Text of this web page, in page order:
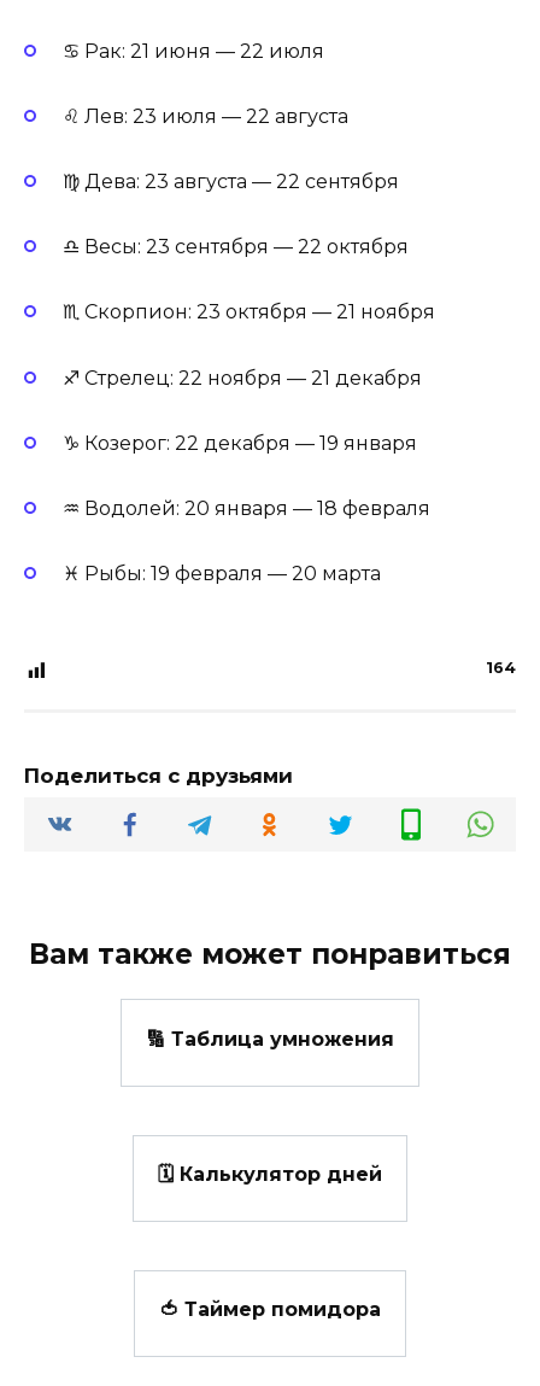
♋ Рак: 21 июня — 22 июля
♌ Лев: 23 июля — 22 августа
♍ Дева: 23 августа — 22 сентября
♎ Весы: 23 сентября — 22 октября
♏ Скорпион: 23 октября — 21 ноября
♐ Стрелец: 22 ноября — 21 декабря
♑ Козерог: 22 декабря — 19 января
♒ Водолей: 20 января — 18 февраля
♓ Рыбы: 19 февраля — 20 марта
164
Поделиться с друзьями
Вам также может понравиться
🔢 Таблица умножения
🗓️ Калькулятор дней
🍅 Таймер помидора